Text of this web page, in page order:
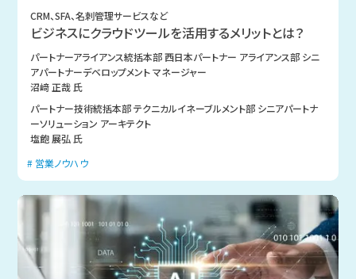
CRM、SFA、名刺管理サービスなど
ビジネスにクラウドツールを活用するメリットとは？
パートナーアライアンス統括本部 西日本パートナー アライアンス部 シニ
アパートナーデベロップメント マネージャー
沼﨑 正哉 氏
パートナー技術統括本部 テクニカルイネーブルメント部 シニアパートナ
ーソリューション アーキテクト
塩飽 展弘 氏
営業ノウハウ